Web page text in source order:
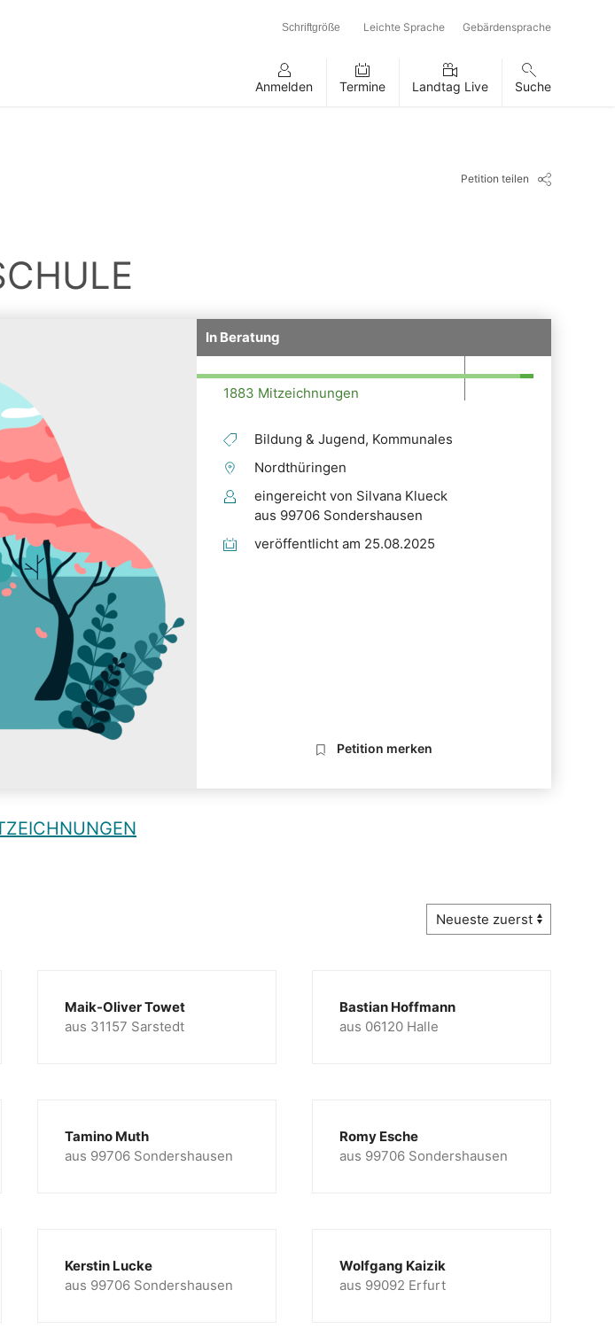
Schriftgröße Leichte Sprache Gebärdensprache
Anmelden Termine Landtag Live Suche
Petition teilen
In Beratung
1883 Mitzeichnungen
Bildung & Jugend, Kommunales
Nordthüringen
eingereicht von Silvana Klueck
aus 99706 Sondershausen
veröffentlicht am 25.08.2025
Petition merken
Maik-Oliver Towet
aus 31157 Sarstedt
Bastian Hoffmann
aus 06120 Halle
Tamino Muth
aus 99706 Sondershausen
Romy Esche
aus 99706 Sondershausen
Kerstin Lucke
aus 99706 Sondershausen
Wolfgang Kaizik
aus 99092 Erfurt